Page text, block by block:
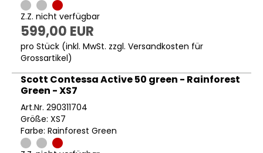
Z.Z. nicht verfügbar
599,00 EUR
pro Stück (inkl. MwSt. zzgl. Versandkosten für
Grossartikel)
Scott Contessa Active 50 green - Rainforest
Green - XS7
Art.Nr. 290311704
Größe: XS7
Farbe: Rainforest Green